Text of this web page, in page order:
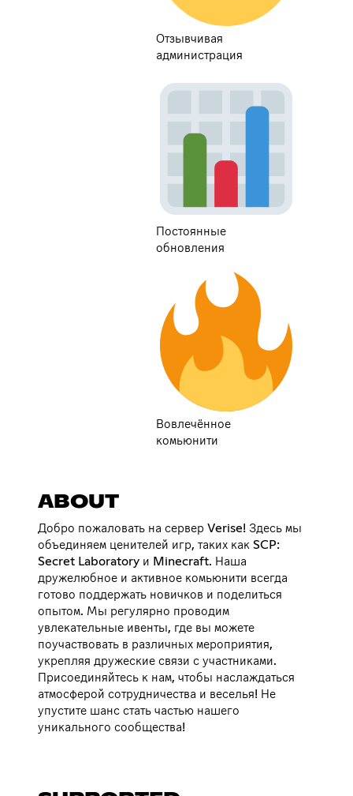
Отзывчивая
администрация
Постоянные
обновления
Вовлечённое
комьюнити
ABOUT
Добро пожаловать на сервер Verise! Здесь мы
объединяем ценителей игр, таких как SCP:
Secret Laboratory и Minecraft. Наша
дружелюбное и активное комьюнити всегда
готово поддержать новичков и поделиться
опытом. Мы регулярно проводим
увлекательные ивенты, где вы можете
поучаствовать в различных мероприятия,
укрепляя дружеские связи с участниками.
Присоединяйтесь к нам, чтобы наслаждаться
атмосферой сотрудничества и веселья! Не
упустите шанс стать частью нашего
уникального сообщества!